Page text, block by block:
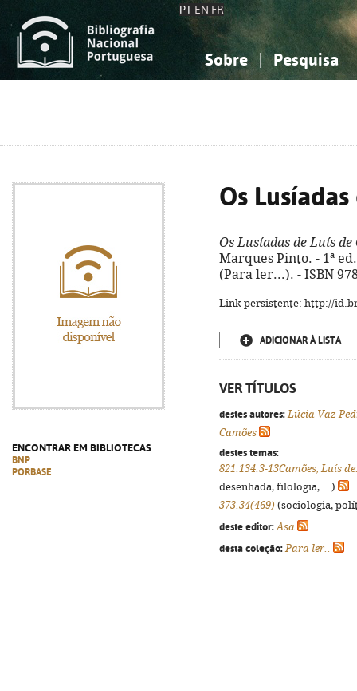
PT EN FR
Sobre Pesquisa
ENCONTRAR EM BIBLIOTECAS
BNP
PORBASE
Os
Os Lusíadas de Luís de
Marques Pinto. - 1ª
(Para ler...). - ISBN
Link persistente: http://
ADICIONAR À LISTA
VER TÍTULOS
destes autores: Lúcia Vaz
Camões
destes temas:
821.134.3-13Camões, Luís
desenhada, filologia, ...)
373.34(469) (sociologia,
deste editor: Asa
desta coleção: Para ler..